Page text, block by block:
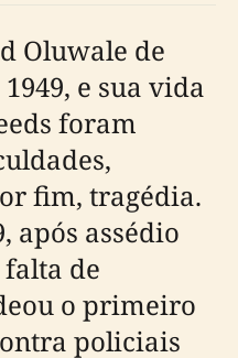
Oluwale de
e sua vida
foram
fim, tragédia.
após assédio
de
o primeiro
policiais